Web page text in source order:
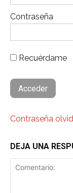
Contraseña
Recuérdame
Contraseña
DEJA UNA